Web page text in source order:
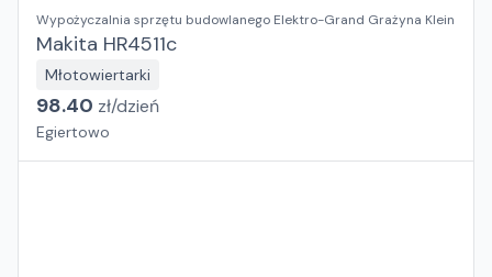
Wypożyczalnia sprzętu budowlanego Elektro-Grand Grażyna Klein
Makita HR4511c
Młotowiertarki
98.40 zł/dzień
Egiertowo